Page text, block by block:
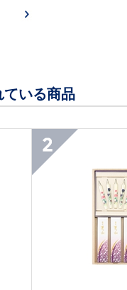
ている商品